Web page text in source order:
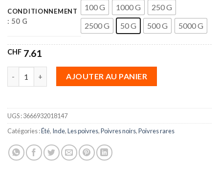
CONDITIONNEMENT
: 50 G
100 G 1000 G
250 G
2500 G
50 G 500 G 5000 G
CHF 7.61
AJOUTER AU PANIER
UGS :3666932018147
Catégories :Été, Inde,Les poivres,Poivres noirs,Poivres rares